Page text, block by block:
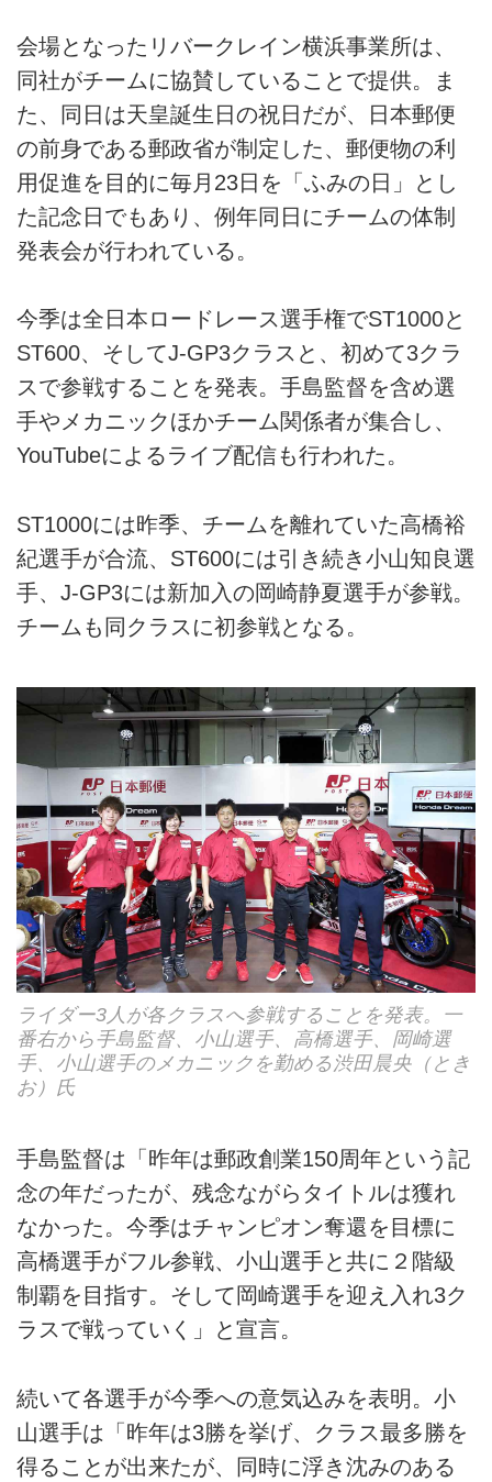
会場となったリバークレイン横浜事業所は、
同社がチームに協賛していることで提供。ま
た、同日は天皇誕生日の祝日だが、日本郵便
の前身である郵政省が制定した、郵便物の利
用促進を目的に毎月23日を「ふみの日」とし
た記念日でもあり、例年同日にチームの体制
発表会が行われている。
今季は全日本ロードレース選手権でST1000と
ST600、そしてJ-GP3クラスと、初めて3クラ
スで参戦することを発表。手島監督を含め選
手やメカニックほかチーム関係者が集合し、
YouTubeによるライブ配信も行われた。
ST1000には昨季、チームを離れていた高橋裕
紀選手が合流、ST600には引き続き小山知良選
手、J-GP3には新加入の岡崎静夏選手が参戦。
チームも同クラスに初参戦となる。
ライダー3人が各クラスへ参戦することを発表。一
番右から手島監督、小山選手、高橋選手、岡崎選
手、小山選手のメカニックを勤める渋田晨央（とき
お）氏
手島監督は「昨年は郵政創業150周年という記
念の年だったが、残念ながらタイトルは獲れ
なかった。今季はチャンピオン奪還を目標に
高橋選手がフル参戦、小山選手と共に２階級
制覇を目指す。そして岡崎選手を迎え入れ3ク
ラスで戦っていく」と宣言。
続いて各選手が今季への意気込みを表明。小
山選手は「昨年は3勝を挙げ、クラス最多勝を
得ることが出来たが、同時に浮き沈みのある